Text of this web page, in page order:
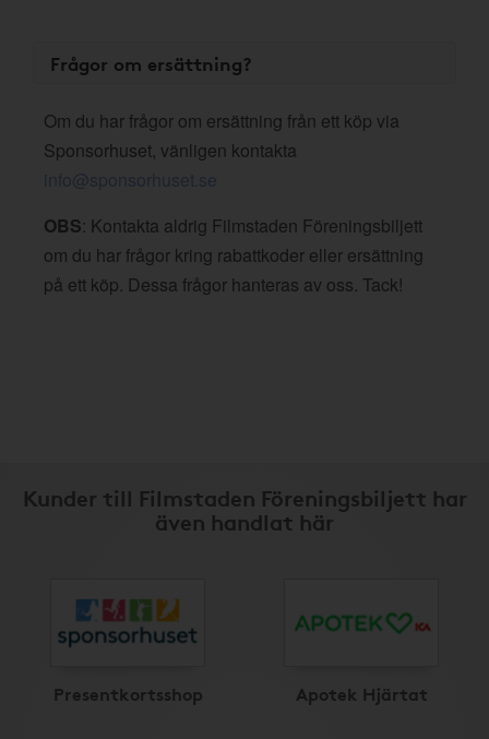
Frågor om ersättning?
Om du har frågor om ersättning från ett köp via
Sponsorhuset, vänligen kontakta
info@sponsorhuset.se
OBS: Kontakta aldrig Filmstaden Föreningsbiljett
om du har frågor kring rabattkoder eller ersättning
på ett köp. Dessa frågor hanteras av oss. Tack!
Kunder till Filmstaden Föreningsbiljett har
även handlat här
Presentkortsshop Apotek Hjärtat